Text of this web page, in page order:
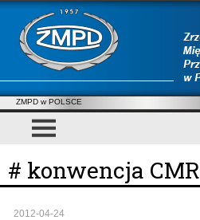
ZMPD w POLSCE
# konwencja CMR
2012-04-24